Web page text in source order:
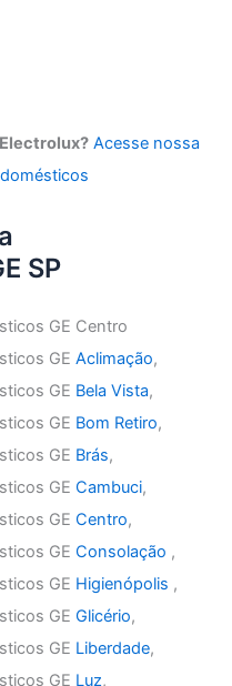
Acesse nossa
SP
GE Centro
GEAclimação,
GE Bela Vista,
GE Bom Retiro,
GE Brás,
GECambuci,
GECentro,
GEConsolação ,
GE Higienópolis ,
GEGlicério,
GE Liberdade,
GE Luz,